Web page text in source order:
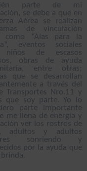
parte de mi
se debe a que en
Aérea se realizan
de vinculación
como “Alas para la
eventos sociales
niños de escasos
obras de ayuda
entre otras;
que se desarrollan
a través del
Transportes Nro.11 y
que soy parte. Yo lo
parte importante
me llena de energía y
ver los rostros de
adultos y adultos
sonriendo y
por la ayuda que